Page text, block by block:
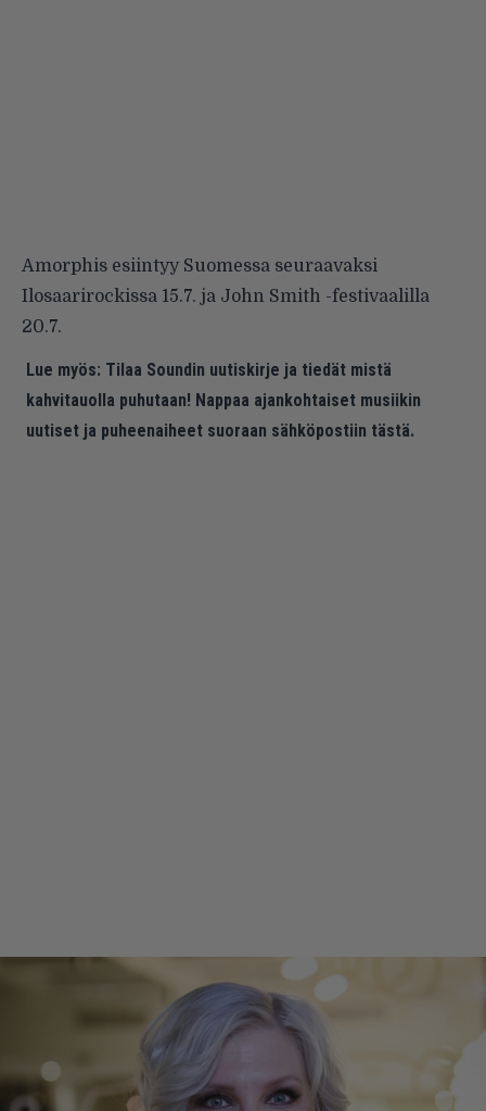
Amorphis esiintyy Suomessa seuraavaksi
Ilosaarirockissa 15.7. ja John Smith -festivaalilla
20.7.
Lue myös: Tilaa Soundin uutiskirje ja tiedät mistä
kahvitauolla puhutaan! Nappaa ajankohtaiset musiikin
uutiset ja puheenaiheet suoraan sähköpostiin tästä.